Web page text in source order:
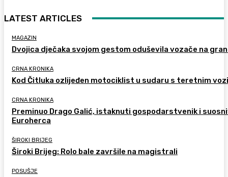
LATEST ARTICLES
MAGAZIN
Dvojica dječaka svojom gestom oduševila vozače na
CRNA KRONIKA
Kod Čitluka ozlijeđen motociklist u sudaru s teretnim
CRNA KRONIKA
Preminuo Drago Galić, istaknuti gospodarstvenik i
Euroherca
ŠIROKI BRIJEG
Široki Brijeg: Rolo bale završile na magistrali
POSUŠJE